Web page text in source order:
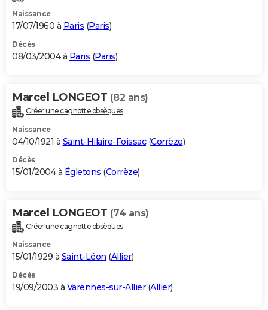
Naissance
17/07/1960 à Paris (Paris)
Décès
08/03/2004 à Paris (Paris)
Marcel LONGEOT (82 ans)
Créer une cagnotte obsèques
Naissance
04/10/1921 à Saint-Hilaire-Foissac(Corrèze)
Décès
15/01/2004 à Égletons (Corrèze)
Marcel LONGEOT (74 ans)
Créer une cagnotte obsèques
Naissance
15/01/1929 à Saint-Léon (Allier)
Décès
19/09/2003 à Varennes-sur-Allier(Allier)